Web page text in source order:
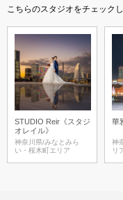
こちらのスタジオをチェック
STUDIO Reir《スタジ
オレイル》
神奈川県/みなとみら
い・桜木町エリア
華
神
リ